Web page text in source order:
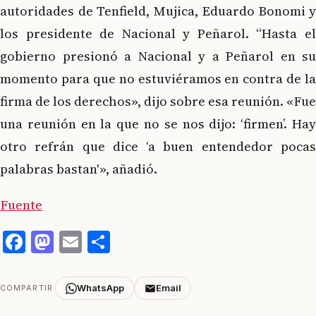
autoridades de Tenfield, Mujica, Eduardo Bonomi y
los presidente de Nacional y Peñarol. “Hasta el
gobierno presionó a Nacional y a Peñarol en su
momento para que no estuviéramos en contra de la
firma de los derechos», dijo sobre esa reunión. «Fue
una reunión en la que no se nos dijo: ‘firmen’. Hay
otro refrán que dice ‘a buen entendedor pocas
palabras bastan'», añadió.
Fuente
Facebook
Mastodon
Email
COMPARTIR WhatsApp Email